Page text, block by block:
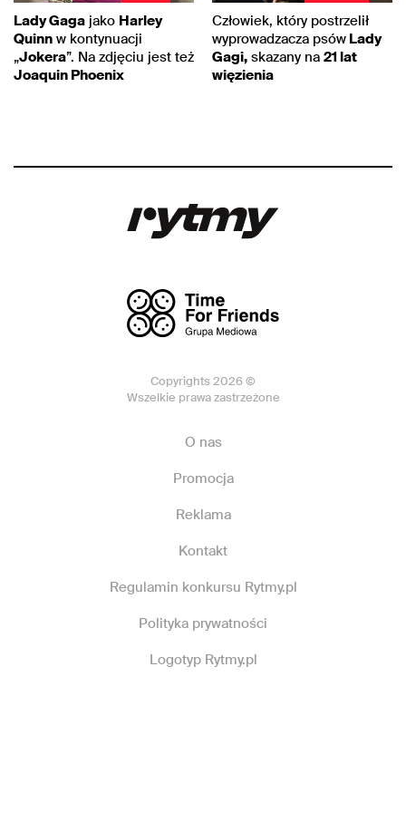
Lady Gaga jako Harley
Quinn w kontynuacji
„Jokera”. Na zdjęciu jest też
Joaquin Phoenix
Człowiek, który postrzelił
wyprowadzacza psów Lady
Gagi, skazany na 21 lat
więzienia
Copyrights 2026 ©
Wszelkie prawa zastrzeżone
O nas
Promocja
Reklama
Kontakt
Regulamin konkursu Rytmy.pl
Polityka prywatności
Logotyp Rytmy.pl